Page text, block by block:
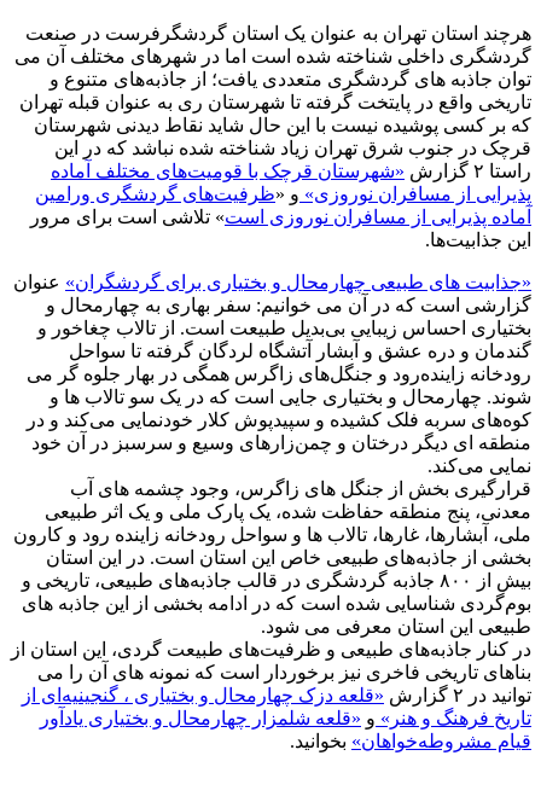
هرچند استان تهران به عنوان یک استان گردشگرفرست در صنعت
گردشگری داخلی شناخته شده است اما در شهرهای مختلف آن می
توان جاذبه های گردشگری متعددی یافت؛ از جاذبه‌های متنوع و
تاریخی واقع در پایتخت گرفته تا شهرستان ری به عنوان قبله تهران
که بر کسی پوشیده نیست با این حال شاید نقاط دیدنی شهرستان
قرچک در جنوب شرق تهران زیاد شناخته شده نباشد که در این
راستا ۲ گزارش
«شهرستان قرچک با قومیت‌های مختلف آماده
پذیرایی از مسافران نوروزی» و «ظرفیت‌های گردشگری ورامین
آماده پذیرایی از مسافران نوروزی است» تلاشی است برای مرور
این جذابیت‌ها.
«جذابیت های طبیعی چهارمحال و بختیاری برای گردشگران» عنوان
گزارشی است که در آن می خوانیم: سفر بهاری به چهارمحال و
بختیاری احساس زیبایی بی‌بدیل طبیعت است. از تالاب چغاخور و
گندمان و دره عشق و آبشار آتشگاه لردگان گرفته تا سواحل
رودخانه زاینده‌رود و جنگل‌های زاگرس همگی در بهار جلوه گر می
شوند. چهارمحال و بختیاری جایی است که در یک سو تالاب ها و
کوه‌های سربه فلک کشیده و سپیدپوش کلار خودنمایی می‌کند و در
منطقه ای دیگر درختان و چمن‌زارهای وسیع و سرسبز در آن خود
نمایی می‌کند.
قرارگیری بخش از جنگل های زاگرس، وجود چشمه های آب
معدنی، پنج منطقه حفاظت شده، یک پارک ملی و یک اثر طبیعی
ملی، آبشارها، غارها، تالاب ها و سواحل رودخانه زاینده رود و کارون
بخشی از جاذبه‌های طبیعی خاص این استان است. در این استان
بیش از ۸۰۰ جاذبه گردشگری در قالب جاذبه‌های طبیعی، تاریخی و
بوم‌گردی شناسایی شده است که در ادامه بخشی از این جاذبه های
طبیعی این استان معرفی می شود.
در کنار جاذبه‌های طبیعی و ظرفیت‌های طبیعت گردی، این استان از
بناهای تاریخی فاخری نیز برخوردار است که نمونه های آن را می
توانید در ۲ گزارش
«قلعه دزک چهارمحال و بختیاری ، گنجینیه‌ای از
تاریخ فرهنگ و هنر» و «قلعه شلمزار چهارمحال و بختیاری یادآور
قیام مشروطه‌خواهان» بخوانید.